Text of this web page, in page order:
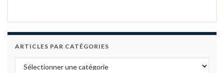
ARTICLES PAR CATÉGORIES
Articles par catégories